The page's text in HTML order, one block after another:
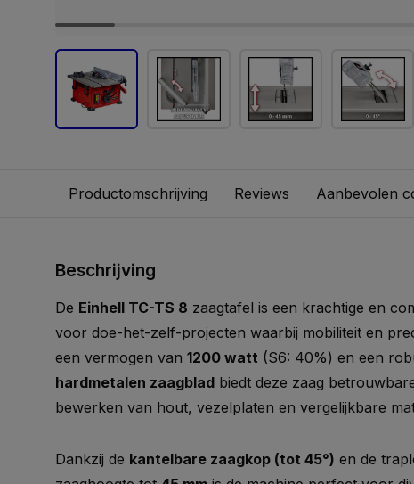
Productomschrijving Reviews Aanbevolen
Beschrijving
De Einhell TC-TS 8 zaagtafel is een krachtige en
voor doe-het-zelf-projecten waarbij mobiliteit en
een vermogen van 1200 watt (S6: 40%) en een
hardmetalen zaagblad biedt deze zaag
bewerken van hout, vezelplaten en vergelijkbare
Dankzij de kantelbare zaagkop (tot 45°) en de